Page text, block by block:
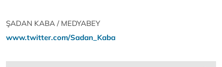
ŞADAN KABA / MEDYABEY
www.twitter.com/Sadan_Kaba